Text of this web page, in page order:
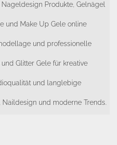
Produkte, Gelnägel
und Make Up Gele online
und professionelle
Glitter Gele für kreative
und langlebige
und moderne Trends.